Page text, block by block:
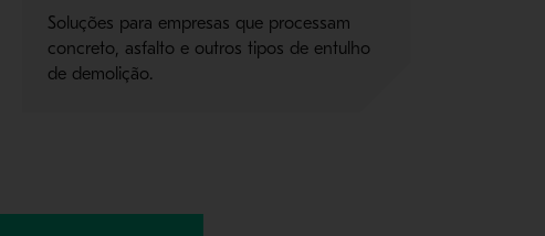
Soluções para empresas que processam
concreto, asfalto e outros tipos de entulho
de demolição.